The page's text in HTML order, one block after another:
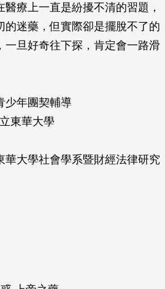
療上一直是紛擾不清的習題，
的迷藥，但實際卻是擺脫不了的
一旦好奇往下探，肯定會一路滑
少年團契輔導
華大學
華大學社會學系暨財經法律研究